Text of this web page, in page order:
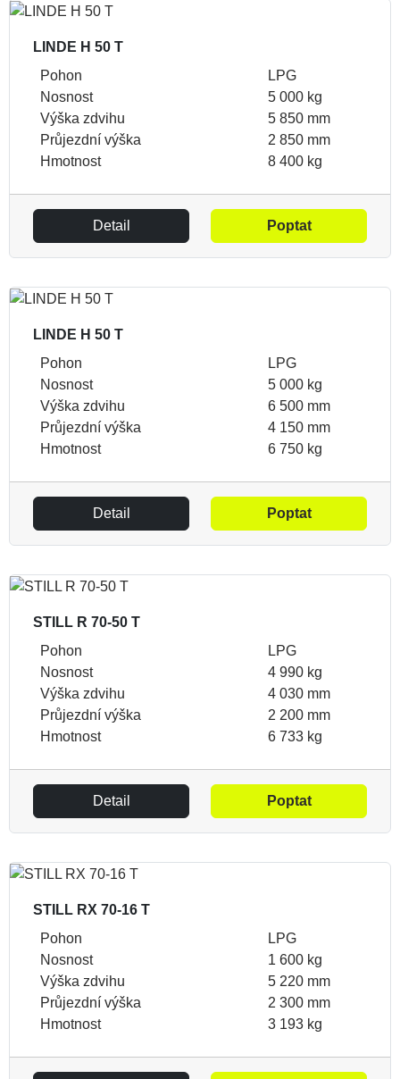
LINDE H 50 T
Pohon
LPG
Nosnost
5 000 kg
Výška zdvihu
5 850 mm
Průjezdní výška
2 850 mm
Hmotnost
8 400 kg
Detail Poptat
LINDE H 50 T
Pohon
LPG
Nosnost
5 000 kg
Výška zdvihu
6 500 mm
Průjezdní výška
4 150 mm
Hmotnost
6 750 kg
Detail Poptat
STILL R 70-50 T
Pohon
LPG
Nosnost
4 990 kg
Výška zdvihu
4 030 mm
Průjezdní výška
2 200 mm
Hmotnost
6 733 kg
Detail Poptat
STILL RX 70-16 T
Pohon
LPG
Nosnost
1 600 kg
Výška zdvihu
5 220 mm
Průjezdní výška
2 300 mm
Hmotnost
3 193 kg